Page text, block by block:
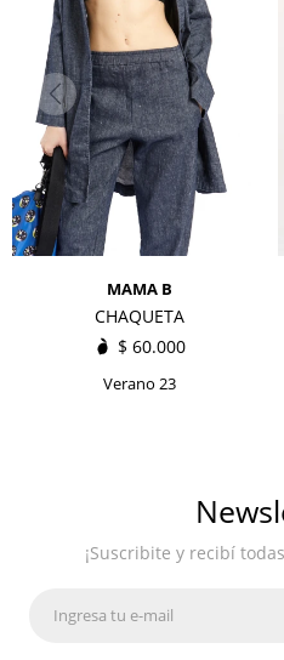
MAMA B
CHAQUETA
$ 60.000
Verano 23
¡Suscribite y recibí